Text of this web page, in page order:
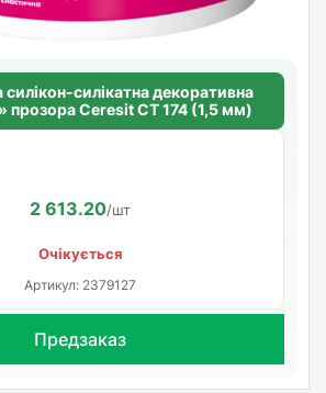
силікатна декоративна
прозора Ceresit CT 174 (1,5 мм)
2 613.20/шт
Очікується
Артикул: 2379127
Предзаказ